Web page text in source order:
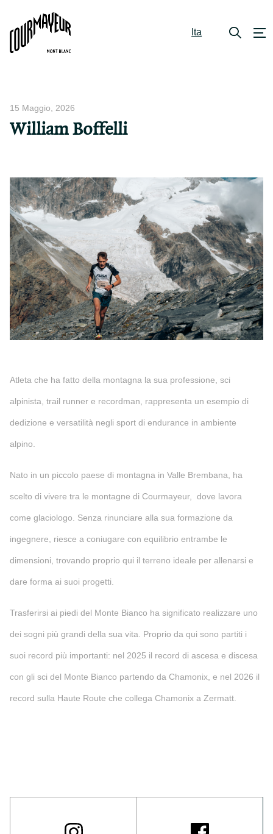
Ita
15 Maggio, 2026
William Boffelli
Atleta che ha fatto della montagna la sua professione, sci
alpinista, trail runner e recordman, rappresenta un esempio di
dedizione e versatilità negli sport di endurance in ambiente
alpino.
Nato in un piccolo paese di montagna in Valle Brembana, ha
scelto di vivere tra le montagne di Courmayeur, dove lavora
come glaciologo. Senza rinunciare alla sua formazione da
ingegnere, riesce a coniugare con equilibrio entrambe le
dimensioni, trovando proprio qui il terreno ideale per allenarsi e
dare forma ai suoi progetti.
Trasferirsi ai piedi del Monte Bianco ha significato realizzare uno
dei sogni più grandi della sua vita. Proprio da qui sono partiti i
suoi record più importanti: nel 2025 il record di ascesa e discesa
con gli sci del Monte Bianco partendo da Chamonix, e nel 2026 il
record sulla Haute Route che collega Chamonix a Zermatt.